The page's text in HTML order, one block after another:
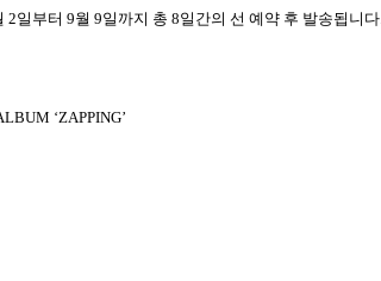
2일부터 9월 9일까지 총 8일간의 선 예약 후 발송됩니다
‘ZAPPING’